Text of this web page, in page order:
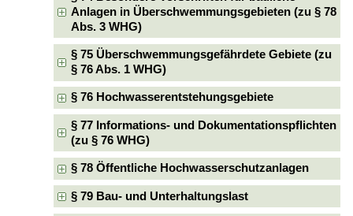
Anlagen in Überschwemmungsgebieten (zu § 78
Abs. 3 WHG)
§ 75 Überschwemmungsgefährdete Gebiete (zu
§ 76 Abs. 1 WHG)
§ 76 Hochwasserentstehungsgebiete
§ 77 Informations- und Dokumentationspflichten
(zu § 76 WHG)
§ 78 Öffentliche Hochwasserschutzanlagen
§ 79 Bau- und Unterhaltungslast